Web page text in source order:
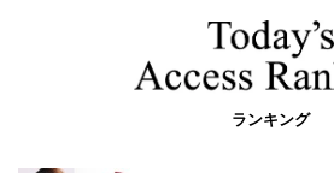
ランキング